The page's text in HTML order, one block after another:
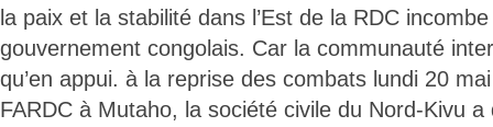
la paix et la stabilité dans l’Est de la RDC incombe
gouvernement congolais. Car la communauté
qu’en appui. à la reprise des combats lundi 20
FARDC à Mutaho, la société civile du Nord-Kivu